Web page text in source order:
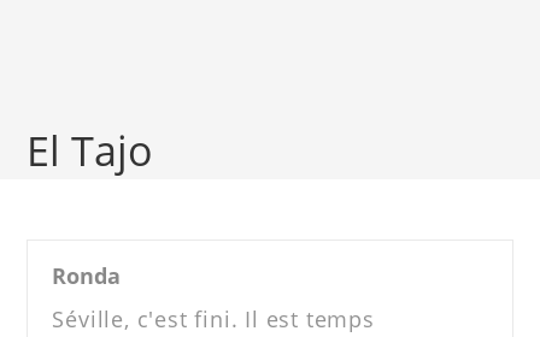
El Tajo
Ronda
Séville, c'est fini. Il est temps